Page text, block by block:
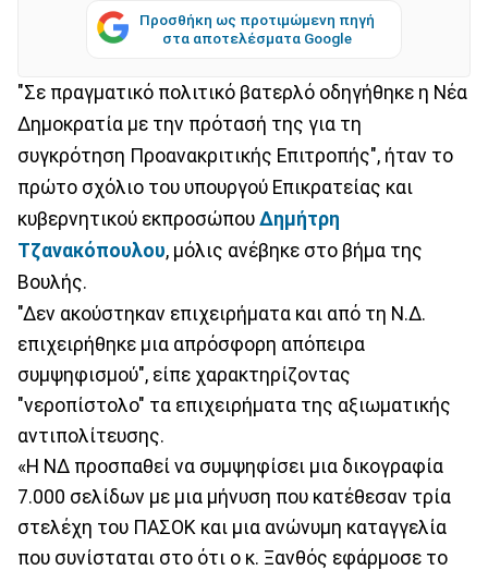
Προσθήκη ως προτιμώμενη πηγή
στα αποτελέσματα Google
"Σε πραγματικό πολιτικό βατερλό οδηγήθηκε η Νέα
Δημοκρατία με την πρότασή της για τη
συγκρότηση Προανακριτικής Επιτροπής", ήταν το
πρώτο σχόλιο του υπουργού Επικρατείας και
κυβερνητικού εκπροσώπου Δημήτρη
Τζανακόπουλου, μόλις ανέβηκε στο βήμα της
Βουλής.
"Δεν ακούστηκαν επιχειρήματα και από τη Ν.Δ.
επιχειρήθηκε μια απρόσφορη απόπειρα
συμψηφισμού", είπε χαρακτηρίζοντας
"νεροπίστολο" τα επιχειρήματα της αξιωματικής
αντιπολίτευσης.
«Η ΝΔ προσπαθεί να συμψηφίσει μια δικογραφία
7.000 σελίδων με μια μήνυση που κατέθεσαν τρία
στελέχη του ΠΑΣΟΚ και μια ανώνυμη καταγγελία
που συνίσταται στο ότι ο κ. Ξανθός εφάρμοσε το